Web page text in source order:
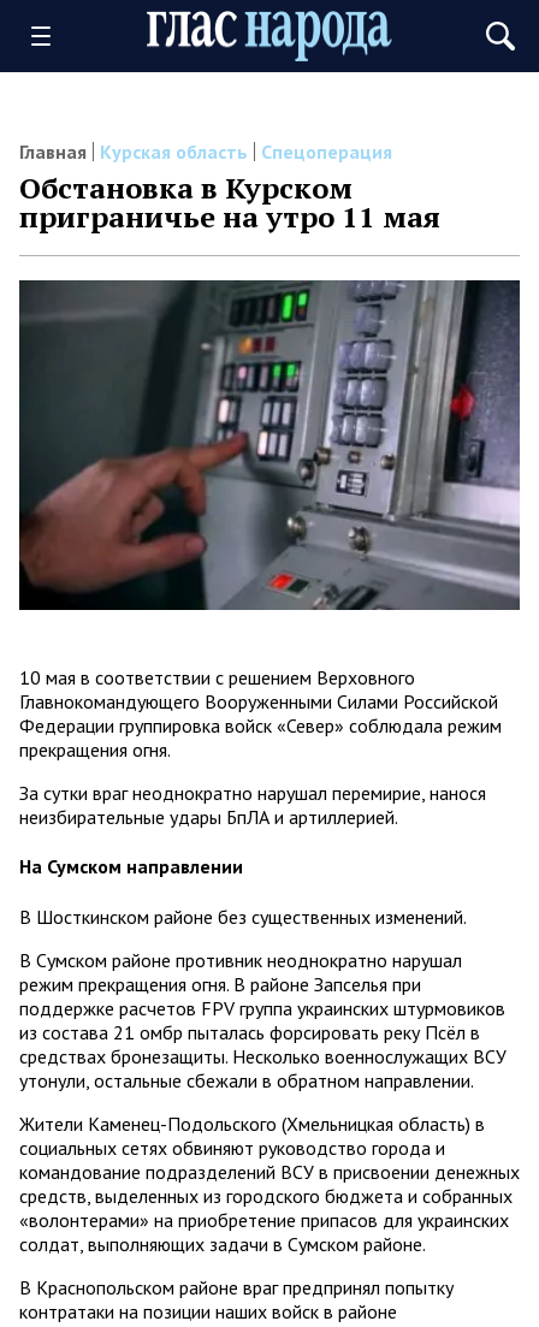
Главная Курская область Спецоперация
Обстановка в Курском
приграничье на утро 11 мая
10 мая в соответствии с решением Верховного
Главнокомандующего Вооруженными Силами Российской
Федерации группировка войск «Север» соблюдала режим
прекращения огня.
За сутки враг неоднократно нарушал перемирие, нанося
неизбирательные удары БпЛА и артиллерией.
На Сумском направлении
В Шосткинском районе без существенных изменений.
В Сумском районе противник неоднократно нарушал
режим прекращения огня. В районе Запселья при
поддержке расчетов FPV группа украинских штурмовиков
из состава 21 омбр пыталась форсировать реку Псёл в
средствах бронезащиты. Несколько военнослужащих ВСУ
утонули, остальные сбежали в обратном направлении.
Жители Каменец-Подольского (Хмельницкая область) в
социальных сетях обвиняют руководство города и
командование подразделений ВСУ в присвоении денежных
средств, выделенных из городского бюджета и собранных
«волонтерами» на приобретение припасов для украинских
солдат, выполняющих задачи в Сумском районе.
В Краснопольском районе враг предпринял попытку
контратаки на позиции наших войск в районе